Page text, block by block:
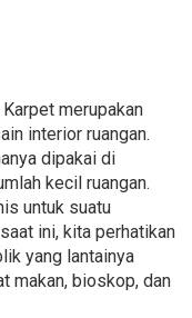
Karpet merupakan
interior ruangan.
dipakai di
kecil ruangan.
untuk suatu
ini, kita perhatikan
yang lantainya
makan, bioskop, dan